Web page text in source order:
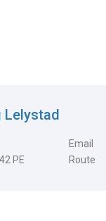
Lelystad
Email
PE Route